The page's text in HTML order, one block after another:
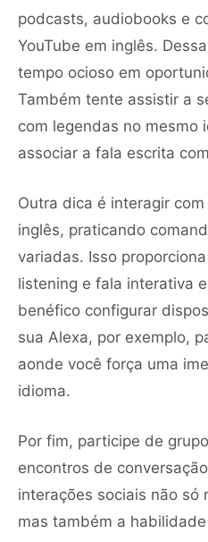
podcasts, audiobooks e
YouTube em inglês.
tempo ocioso em
Também tente assistir a
com legendas no mesmo
associar a fala escrita
Outra dica é interagir
inglês, praticando
variadas. Isso
listening e fala interativa
benéfico configurar
sua Alexa, por exemplo,
aonde você força uma
idioma.
Por fim, participe de
encontros de
interações sociais não só
mas também a